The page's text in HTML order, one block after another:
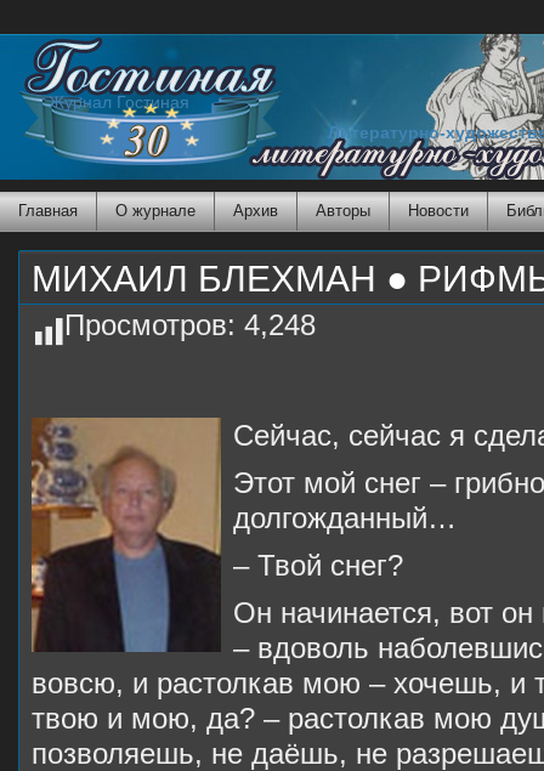
Журнал Гостиная
Литературно-
Главная О журнале Архив Авторы Новости
МИХАИЛ БЛЕХМАН ●
Просмотров: 4,248
Сейчас, сейчас я
Этот мой снег –
долгожданный…
– Твой снег?
Он начинается, вот он
– вдоволь
вовсю, и растолкав мою – хочешь, и
твою и мою, да? – растолкав мою
позволяешь, не даёшь, не